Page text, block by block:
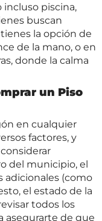
incluso piscina,
buscan
la opción de
de la mano, o en
donde la calma
un Piso
en cualquier
factores, y
del municipio, el
adicionales (como
el estado de la
todos los
asegurarte de que